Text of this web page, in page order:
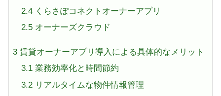
2.4くらさぽコネクトオーナーアプリ
2.5オーナーズクラウド
3 賃貸オーナーアプリ導入による具体的なメリット
3.1業務効率化と時間節約
3.2リアルタイムな物件情報管理